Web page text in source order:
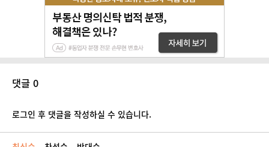
댓글 0
로그인 후 댓글을 작성하실 수 있습니다.